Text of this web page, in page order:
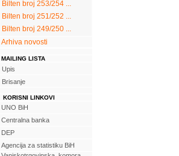
Bilten broj 253/254 ...
Bilten broj 251/252 ...
Bilten broj 249/250 ...
Arhiva novosti
MAILING LISTA
Upis
Brisanje
KORISNI LINKOVI
UNO BiH
Centralna banka
DEP
Agencija za statistiku BiH